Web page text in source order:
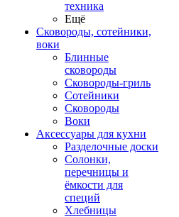
техника
Ещё
Сковороды, сотейники,
воки
Блинные
сковороды
Сковороды-гриль
Сотейники
Сковороды
Воки
Аксессуары для кухни
Разделочные доски
Солонки,
перечницы и
ёмкости для
специй
Хлебницы